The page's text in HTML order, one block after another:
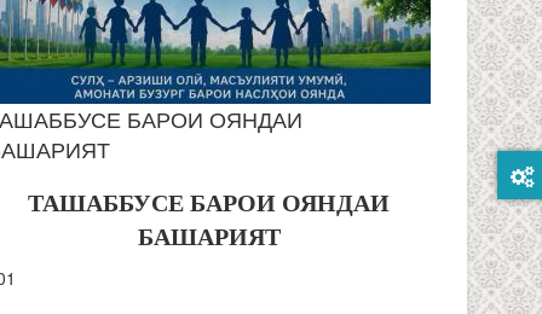
БАРОИ ОЯНДАИ
ТАШАББУСЕ БАРОИ ОЯНДАИ
БАШАРИЯТ